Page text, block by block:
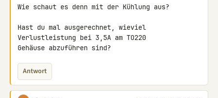
Wie schaut es denn mit der Kühlung aus?
Hast du mal ausgerechnet, wieviel
Verlustleistung bei 3,5A am TO220
Gehäuse abzuführen sind?
Antwort